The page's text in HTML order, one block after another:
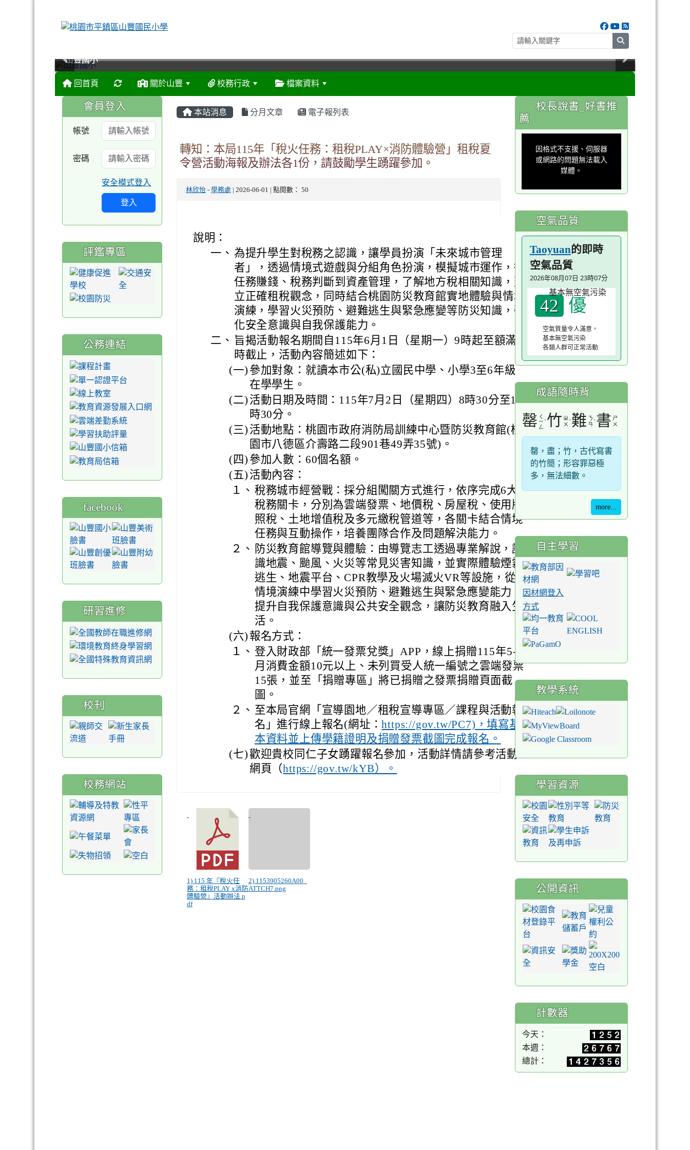
search
山豐國小
山豐國小
山豐國小
山豐國小
回首頁 關於山豐 校務行政 檔案資料
本站消息 分月文章 電子報列表
轉知：本局115年「稅火任務：租稅PLAY×消防體驗營」租稅夏
令營活動海報及辦法各1份，請鼓勵學生踴躍參加。
林欣怡- 學務處 | 2026-06-01 | 點閱數： 50
說明：
一、 為提升學生對稅務之認識，讓學員扮演「未來城市管理
者」，透過情境式遊戲與分組角色扮演，模擬城市運作，從
任務賺錢、稅務判斷到資產管理，了解地方稅相關知識，建
立正確租稅觀念，同時結合桃園防災教育館實地體驗與情境
演練，學習火災預防、避難逃生與緊急應變等防災知識，強
化安全意識與自我保護能力。
二、 旨揭活動報名期間自115年6月1日（星期一）9時起至額滿
時截止，活動內容簡述如下：
(一) 參加對象：就讀本市公(私)立國民中學、小學3至6年級
在學學生。
(二) 活動日期及時間：115年7月2日（星期四）8時30分至16
時30分。
(三) 活動地點：桃園市政府消防局訓練中心暨防災教育館(桃
園市八德區介壽路二段901巷49弄35號)。
(四) 參加人數：60個名額。
(五) 活動內容：
１、 稅務城市經營戰：採分組闖關方式進行，依序完成6大
稅務關卡，分別為雲端發票、地價稅、房屋稅、使用牌
照稅、土地增值稅及多元繳稅管道等，各關卡結合情境
任務與互動操作，培養團隊合作及問題解決能力。
２、 防災教育館導覽與體驗：由導覽志工透過專業解說，認
識地震、颱風、火災等常見災害知識，並實際體驗煙霧
逃生、地震平台、CPR教學及火場滅火VR等設施，從
情境演練中學習火災預防、避難逃生與緊急應變能力，
提升自我保護意識與公共安全觀念，讓防災教育融入生
活。
(六) 報名方式：
１、 登入財政部「統一發票兌獎」APP，線上捐贈115年5-6
月消費金額10元以上、未列買受人統一編號之雲端發票
15張，並至「捐贈專區」將已捐贈之發票捐贈頁面截
圖。
２、 至本局官網「宣導園地／租稅宣導專區／課程與活動報
名」進行線上報名(網址：https://gov.tw/PC7)，填寫基
本資料並上傳學籍證明及捐贈發票截圖完成報名。
(七)歡迎貴校同仁子女踴躍報名參加，活動詳情請參考活動
網頁（https://gov.tw/kYB）。
1) 115 年『稅火任
務：租稅PLAY x消防
體驗營』活動辦法.p
df
2) 1153905260A00_
ATTCH7.png
:::
會員登入
帳號
密碼
安全模式登入
登入
評鑑專區
公務連結
facebook
研習進修
校刊
校務網站
:::
校長說書_好書推
薦
window.
因格式不支援、伺服器
或網路的問題無法載入
媒體。
空氣品質
Taoyuan的即時
空氣品質
2026年08月07日 23時07分
42 優
空氣質量令人滿意，
基本無空氣污染
各類人群可正常活動
成語隨時背
罄 ㄑ
ㄧ
ㄥ
ˋ竹 ㄓ
ㄨ ˊ難 ㄋ
ㄢ ˊ書 ㄕ
ㄨ
罄，盡；竹，古代寫書
的竹簡；形容罪惡極
多，無法細數。
more...
自主學習
因材網登入
方式
教學系統
學習資源
公開資訊
計數器
今天：
本週：
總計：